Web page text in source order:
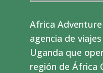
Africa
agencia de
Uganda que
región de África